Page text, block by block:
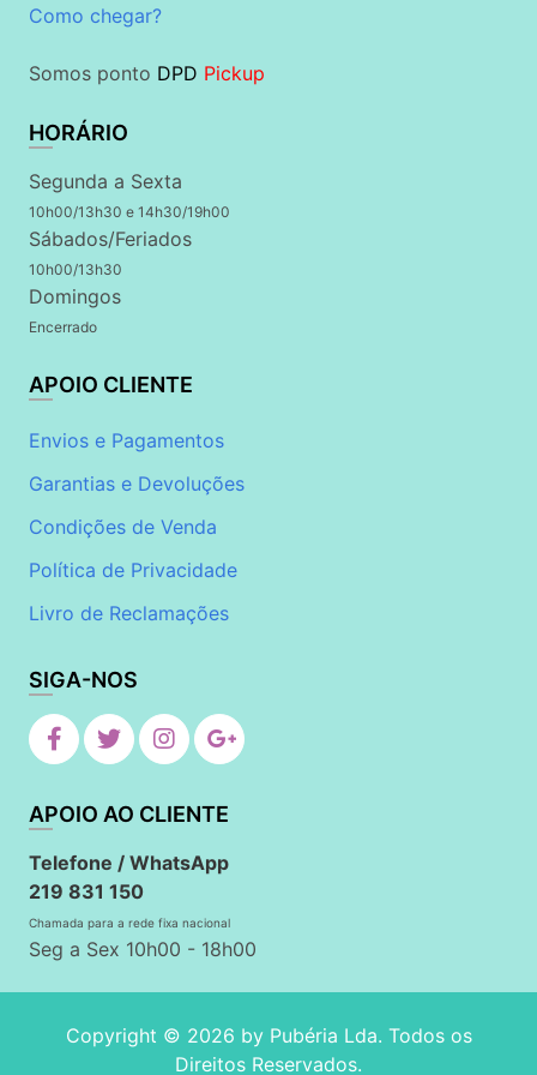
Como chegar?
Somos ponto DPD Pickup
HORÁRIO
Segunda a Sexta
10h00/13h30 e 14h30/19h00
Sábados/Feriados
10h00/13h30
Domingos
Encerrado
APOIO CLIENTE
Envios e Pagamentos
Garantias e Devoluções
Condições de Venda
Política de Privacidade
Livro de Reclamações
SIGA-NOS
APOIO AO CLIENTE
Telefone / WhatsApp
219 831 150
Chamada para a rede fixa nacional
Seg a Sex 10h00 - 18h00
Copyright © 2026 by Pubéria Lda. Todos os
Direitos Reservados.